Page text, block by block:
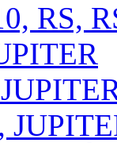
RS,